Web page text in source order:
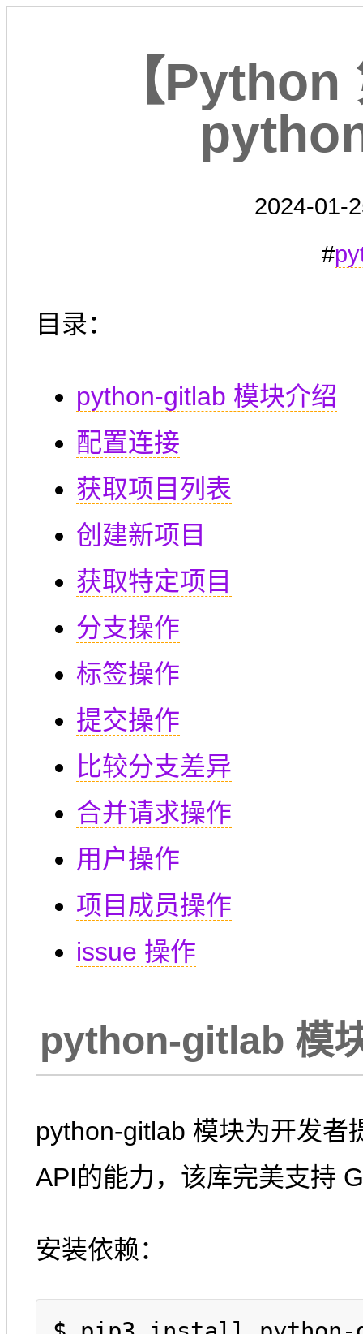
【
2024-01-
#
目录：
python-gitlab 模块介绍
配置连接
获取项目列表
创建新项目
获取特定项目
分支操作
标签操作
提交操作
比较分支差异
合并请求操作
用户操作
项目成员操作
issue 操作
python-gitlab 模
python-gitlab 模块为开发者
API的能力，该库完美支持
安装依赖：